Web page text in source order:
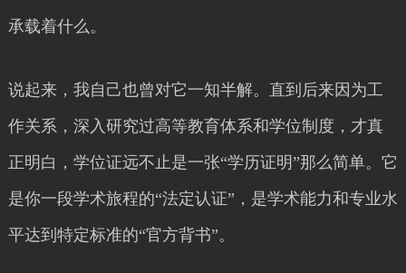
承载着什么。
说起来，我自己也曾对它一知半解。直到后来因为工
作关系，深入研究过高等教育体系和学位制度，才真
正明白，学位证远不止是一张“学历证明”那么简单。它
是你一段学术旅程的“法定认证”，是学术能力和专业水
平达到特定标准的“官方背书”。